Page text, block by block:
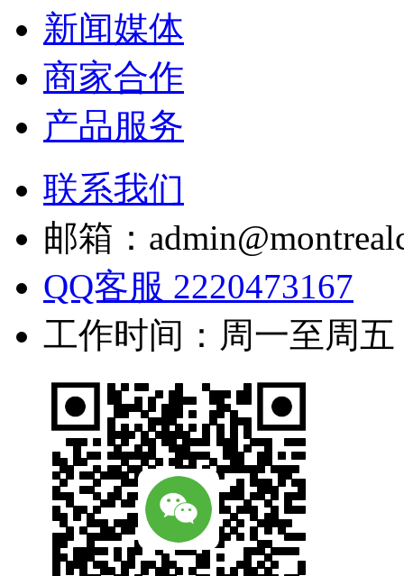
新闻媒体
商家合作
产品服务
联系我们
邮箱：
QQ客服 2220473167
工作时间：周一至周